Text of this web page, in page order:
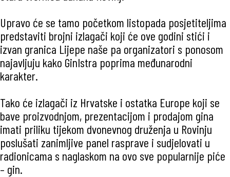
Upravo će se tamo početkom listopada posjetiteljima
predstaviti brojni izlagači koji će ove godini stići i
izvan granica Lijepe naše pa organizatori s ponosom
najavljuju kako GinIstra poprima međunarodni
karakter.
Tako će izlagači iz Hrvatske i ostatka Europe koji se
bave proizvodnjom, prezentacijom i prodajom gina
imati priliku tijekom dvonevnog druženja u Rovinju
poslušati zanimljive panel rasprave i sudjelovati u
radionicama s naglaskom na ovo sve popularnije piće
– gin.